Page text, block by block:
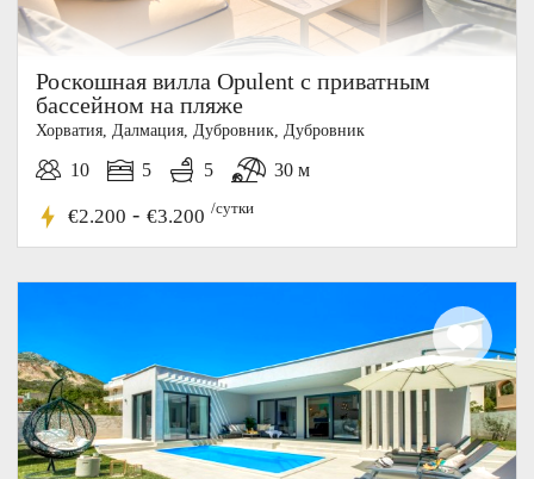
Роскошная вилла Opulent с приватным
бассейном на пляже
Хорватия, Далмация, Дубровник, Дубровник
10 5 5 30 м
€2.200 - €3.200 /сутки